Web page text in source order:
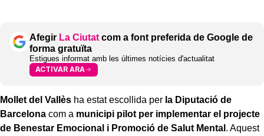
Afegir La Ciutat com a font preferida de Google de
forma gratuïta
Estigues informat amb les últimes notícies d'actualitat
ACTIVAR ARA
Mollet del Vallès ha estat escollida per la Diputació de
Barcelona com a municipi pilot per implementar el projecte
de Benestar Emocional i Promoció de Salut Mental . Aquest